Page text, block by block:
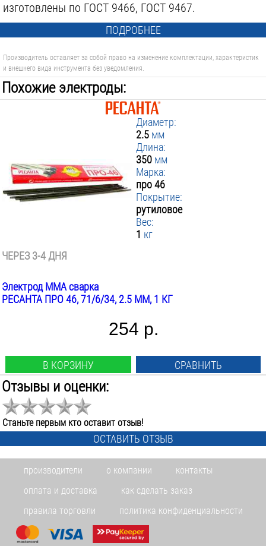
изготовлены по ГОСТ 9466, ГОСТ 9467.
ПОДРОБНЕЕ
Производитель оставляет за собой право на изменение комплектации, характеристик
и внешнего вида инструмента без уведомления.
Похожие электроды:
Диаметр:
2.5 мм
Длина:
350 мм
Марка:
про 46
Покрытие:
рутиловое
Вес:
1 кг
ЧЕРЕЗ 3-4 ДНЯ
Электрод MMA сварка
РЕСАНТА ПРО 46, 71/6/34, 2.5 ММ, 1 КГ
254 р.
В КОРЗИНУ СРАВНИТЬ
Отзывы и оценки:
Станьте первым кто оставит отзыв!
ОСТАВИТЬ ОТЗЫВ
производители о компании
контакты
оплата и доставка
как сделать заказ
правила торговли
политика конфиденциальности